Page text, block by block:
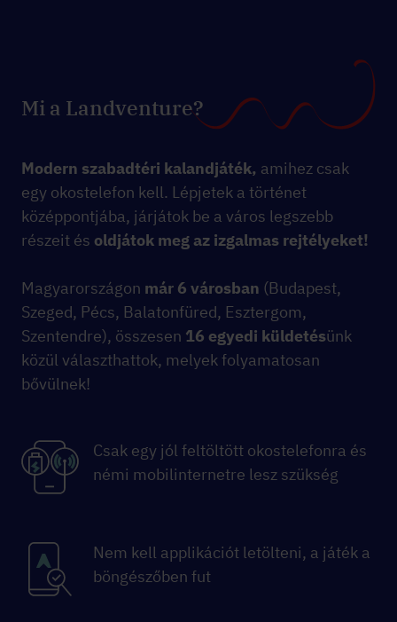
Mi a Landventure?
Modern szabadtéri kalandjáték, amihez csak
egy okostelefon kell. Lépjetek a történet
középpontjába, járjátok be a város legszebb
részeit és oldjátok meg az izgalmas rejtélyeket!
Magyarországon már 6 városban (Budapest,
Szeged, Pécs, Balatonfüred, Esztergom,
Szentendre), összesen 16 egyedi küldetésünk
közül választhattok, melyek folyamatosan
bővülnek!
Csak egy jól feltöltött okostelefonra és
némi mobilinternetre lesz szükség
Nem kell applikációt letölteni, a játék a
böngészőben fut